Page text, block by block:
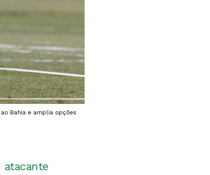
Bahia e amplia opções
atacante